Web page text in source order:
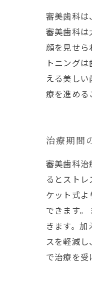
審美歯科は
審美歯科は
顔を見せら
トニング
える美し
療を進める
治療期間
審美歯科治
るとスト
ケット式
できます
きます。
スを軽減
で治療を受